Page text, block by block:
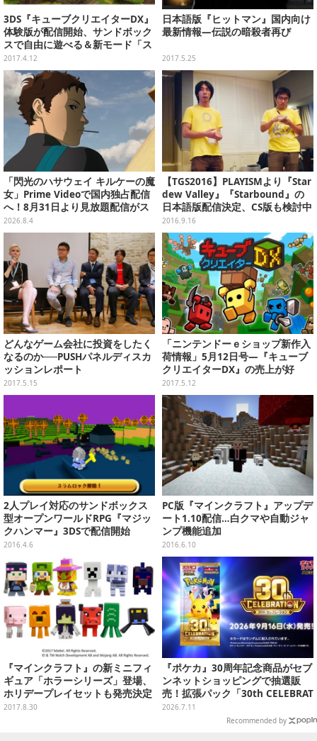
3DS『キューブクリエイターDX』
体験版が配信開始、サンドボック
スで自由に遊べる＆新モード「ス
テージビルダー」がプレイ可能
2017.4.12
日本語版『ヒットマン』国内向け
最新情報―伝説の暗殺者再び
2017.5.25
「閃光のハサウェイ キルケーの魔
女」Prime Videoで国内独占配信
へ！8月31日より見放題配信がス
タート
2026.8.4
【TGS2016】PLAYISMより『Star
dew Valley』『Starbound』の
日本語版配信決定、CS版も検討中
―メディア向け発表会で明らかに
2016.9.16
どんなゲーム会社に投資をしたく
なるのか──PUSHパネルディスカ
ッションレポート
2017.5.15
「ニンテンドーｅショップ新作入
荷情報」5月12日号―『キューブ
クリエイターDX』の売上が好
調！
2017.5.12
2人プレイ対応のサンドボックス
型オープンワールドRPG『マジッ
クハンマー』3DSで配信開始
2016.4.6
PC版『マインクラフト』アップデ
ート1.10配信…白クマや自動ジャ
ンプ機能追加
2016.6.10
『マインクラフト』の新ミニフィ
ギュア「ホラーシリーズ」登場、
ホリデープレイセットも発売決定
2017.8.30
『ポケカ』30周年記念商品がセブ
ンネットショッピングで抽選販
売！拡張パック「30th CELEBRAT
ION」と「エーフィ・ブラッキー
セット」が対象
2026.7.11
Recommended by